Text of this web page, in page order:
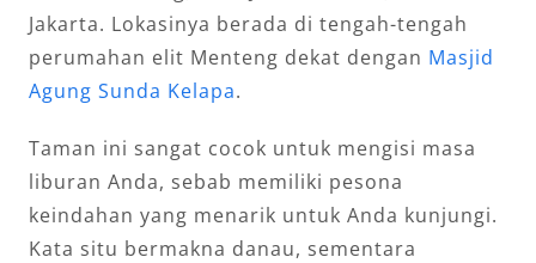
Jakarta. Lokasinya berada di tengah-tengah
perumahan elit Menteng dekat dengan Masjid
Agung Sunda Kelapa.
Taman ini sangat cocok untuk mengisi masa
liburan Anda, sebab memiliki pesona
keindahan yang menarik untuk Anda kunjungi.
Kata situ bermakna danau, sementara